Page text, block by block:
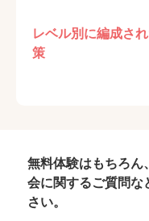
レベル別に編成さ
策
無料体験はもちろん
会に関するご質問な
さい。